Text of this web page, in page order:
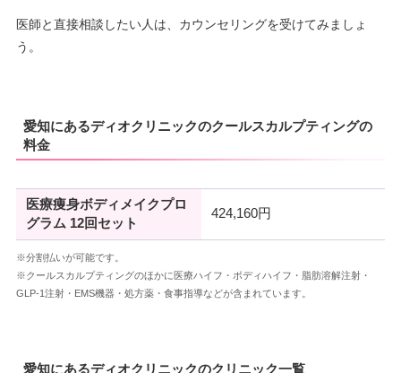
医師と直接相談したい人は、カウンセリングを受けてみましょ
う。
愛知にあるディオクリニックのクールスカルプティングの
料金
医療痩身ボディメイクプロ
グラム 12回セット
424,160円
※分割払いが可能です。
※クールスカルプティングのほかに医療ハイフ・ボディハイフ・脂肪溶解注射・
GLP-1注射・EMS機器・処方薬・食事指導などが含まれています。
愛知にあるディオクリニックのクリニック一覧